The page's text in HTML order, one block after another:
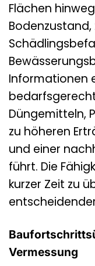
Flächen
Informationen
Düngemitteln,
zu höheren
und einer
führt. Die
kurzer Zeit zu
Vermessung